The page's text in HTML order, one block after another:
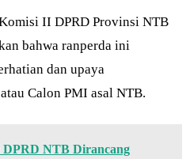
II DPRD Provinsi NTB
bahwa ranperda ini
dan upaya
Calon PMI asal NTB.
DPRD NTB Dirancang